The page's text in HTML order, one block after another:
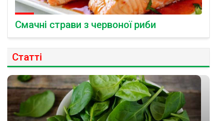
Смачні страви з червоної риби
Статті